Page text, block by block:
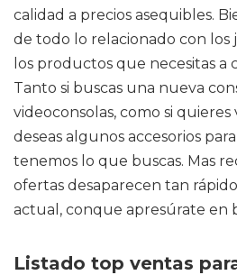
calidad a precios asequibles.
de todo lo relacionado con los
los productos que necesitas a
Tanto si buscas una nueva
videoconsolas, como si quieres
deseas algunos accesorios
tenemos lo que buscas. Mas
ofertas desaparecen tan
actual, conque apresúrate en
Listado top ventas